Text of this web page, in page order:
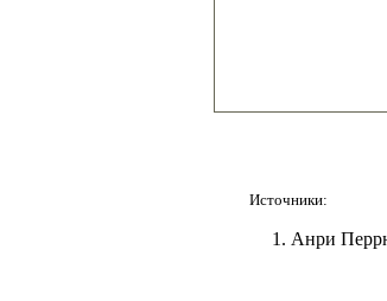
Источники:
Анри